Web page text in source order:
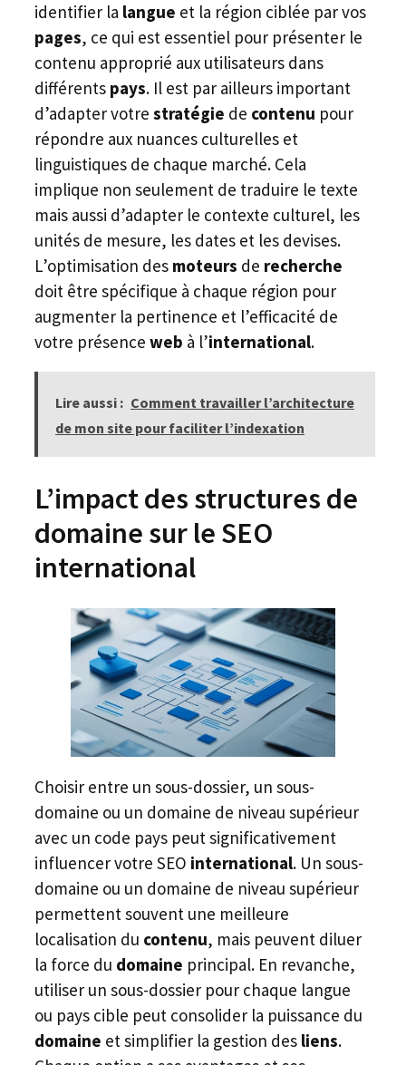
identifier la langue et la région ciblée par vos
pages, ce qui est essentiel pour présenter le
contenu approprié aux utilisateurs dans
différents pays. Il est par ailleurs important
d’adapter votre stratégie de contenu pour
répondre aux nuances culturelles et
linguistiques de chaque marché. Cela
implique non seulement de traduire le texte
mais aussi d’adapter le contexte culturel, les
unités de mesure, les dates et les devises.
L’optimisation des moteurs de recherche
doit être spécifique à chaque région pour
augmenter la pertinence et l’efficacité de
votre présence web à l’international.
Lire aussi : Comment travailler l’architecture
de mon site pour faciliter l’indexation
L’impact des structures de
domaine sur le SEO
international
Choisir entre un sous-dossier, un sous-
domaine ou un domaine de niveau supérieur
avec un code pays peut significativement
influencer votre SEO international. Un sous-
domaine ou un domaine de niveau supérieur
permettent souvent une meilleure
localisation du contenu, mais peuvent diluer
la force du domaine principal. En revanche,
utiliser un sous-dossier pour chaque langue
ou pays cible peut consolider la puissance du
domaine et simplifier la gestion des liens.